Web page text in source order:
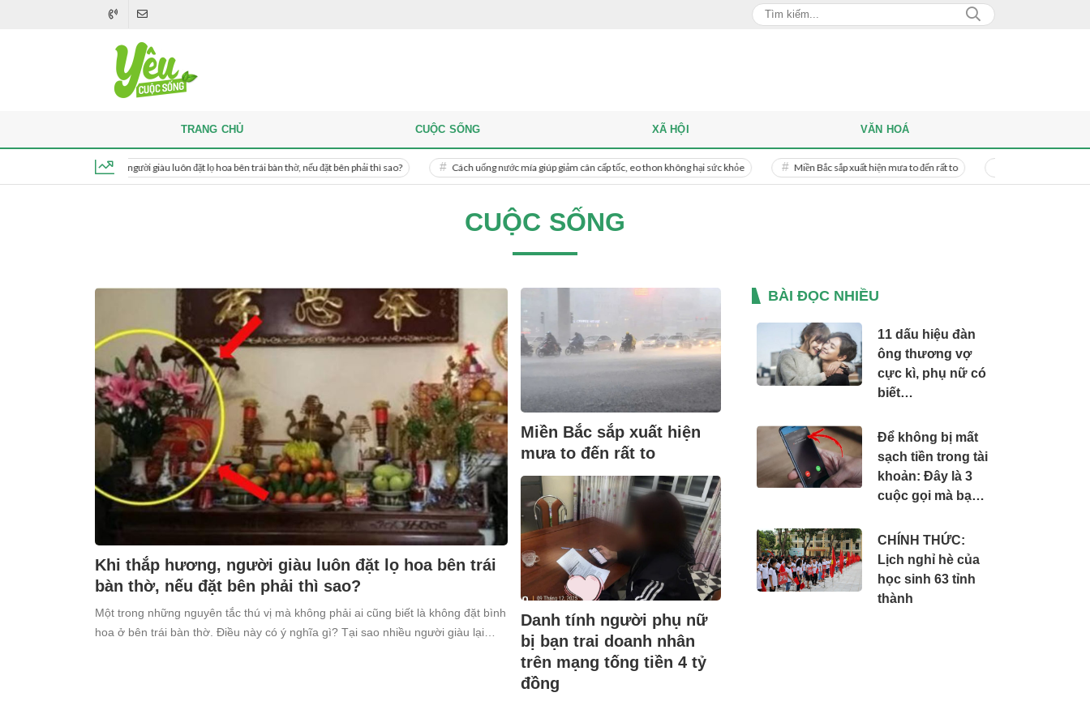
Khi thắp hương, người giàu luôn đặt lọ hoa bên trái bàn thờ, nếu đặt bên phải thì sao? Cách uống nước mía giúp giảm cân cấp tốc, eo thon không hại sức khỏe Miền Bắc sắp xuất hiện mưa to đến rất to Danh tính người phụ nữ bị bạn
TRANG CHỦ CUỘC SỐNG XÃ HỘI VĂN HOÁ
CUỘC SỐNG
Khi thắp hương, người giàu luôn đặt lọ hoa bên trái
bàn thờ, nếu đặt bên phải thì sao?
Một trong những nguyên tắc thú vị mà không phải ai cũng biết là không đặt bình
hoa ở bên trái bàn thờ. Điều này có ý nghĩa gì? Tại sao nhiều người giàu lại
Miền Bắc sắp xuất hiện
mưa to đến rất to
Danh tính người phụ nữ
bị bạn trai doanh nhân
trên mạng tống tiền 4 tỷ
đồng
BÀI ĐỌC NHIỀU
11 dấu hiệu đàn
ông thương vợ
cực kì, phụ nữ có
biết…
Để không bị mất
sạch tiền trong tài
khoản: Đây là 3
cuộc gọi mà bạn
lập tức
CHÍNH THỨC:
Lịch nghỉ hè của
học sinh 63 tỉnh
thành